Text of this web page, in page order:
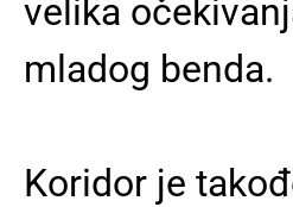
velika
mladog benda.
Koridor je